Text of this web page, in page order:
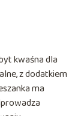
kwaśna dla
z dodatkiem
ma